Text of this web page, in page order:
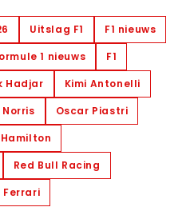
Uitslag F1
F1 nieuws
1 nieuws
F1
Hadjar
Kimi Antonelli
Oscar Piastri
Hamilton
Red Bull Racing
Ferrari